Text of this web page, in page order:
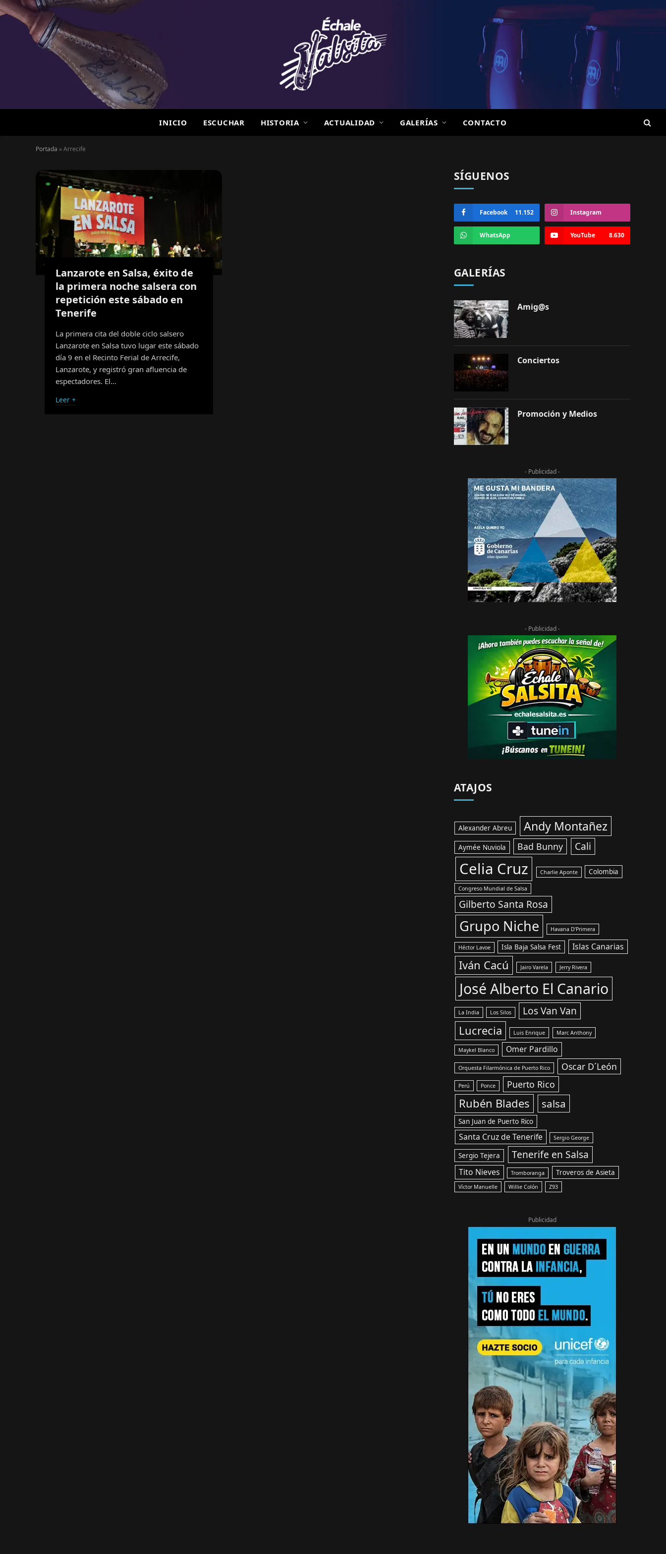
INICIO ESCUCHAR HISTORIA ACTUALIDAD GALERÍAS CONTACTO
Portada »Arrecife
Lanzarote en Salsa, éxito de
la primera noche salsera con
repetición este sábado en
Tenerife
La primera cita del doble ciclo salsero
Lanzarote en Salsa tuvo lugar este sábado
día 9 en el Recinto Ferial de Arrecife,
Lanzarote, y registró gran afluencia de
espectadores. El…
Leer +
SÍGUENOS
Facebook 11.152 Instagram
WhatsApp YouTube 8.630
GALERÍAS
Amig@s
Conciertos
Promoción y Medios
- Publicidad -
- Publicidad -
ATAJOS
Alexander Abreu Andy Montañez
Aymée Nuviola Bad Bunny Cali
Celia Cruz Charlie Aponte Colombia
Congreso Mundial de Salsa
Gilberto Santa Rosa
Grupo Niche Havana D’Primera
Héctor Lavoe Isla Baja Salsa Fest Islas Canarias
Iván Cacú Jairo Varela Jerry Rivera
José Alberto El Canario
La India Los Silos Los Van Van
Lucrecia Luis Enrique Marc Anthony
Maykel Blanco Omer Pardillo
Orquesta Filarmónica de Puerto Rico Oscar D´León
Perú Ponce Puerto Rico
Rubén Blades salsa
San Juan de Puerto Rico
Santa Cruz de Tenerife Sergio George
Sergio Tejera Tenerife en Salsa
Tito Nieves Tromboranga Troveros de Asieta
Víctor Manuelle Willie Colón Z93
Publicidad